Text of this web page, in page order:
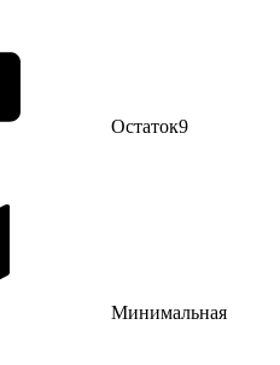
Остаток9
Минимальная